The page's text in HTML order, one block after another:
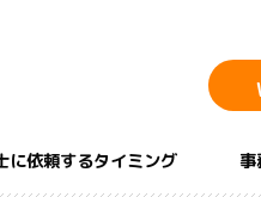
に依頼するタイミング 事